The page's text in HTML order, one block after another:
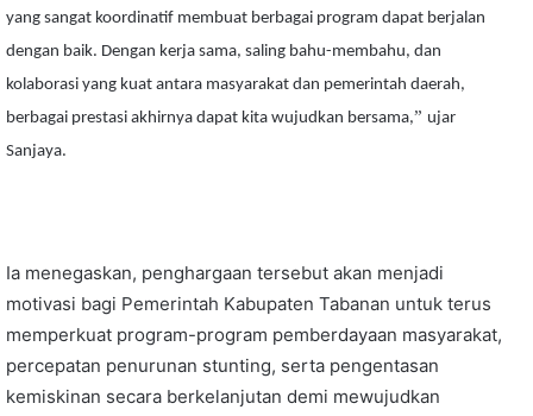
yang sangat koordinatif membuat berbagai program dapat berjalan
dengan baik. Dengan kerja sama, saling bahu-membahu, dan
kolaborasi yang kuat antara masyarakat dan pemerintah daerah,
berbagai prestasi akhirnya dapat kita wujudkan bersama,” ujar
Sanjaya.
Ia menegaskan, penghargaan tersebut akan menjadi
motivasi bagi Pemerintah Kabupaten Tabanan untuk terus
memperkuat program-program pemberdayaan masyarakat,
percepatan penurunan stunting, serta pengentasan
kemiskinan secara berkelanjutan demi mewujudkan